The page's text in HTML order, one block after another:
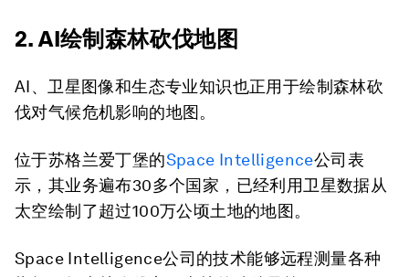
2. AI绘制森林砍伐地图
AI、卫星图像和生态专业知识也正用于绘制森林砍
伐对气候危机影响的地图。
位于苏格兰爱丁堡的Space Intelligence公司表
示，其业务遍布30多个国家，已经利用卫星数据从
太空绘制了超过100万公顷土地的地图。
Space Intelligence公司的技术能够远程测量各种